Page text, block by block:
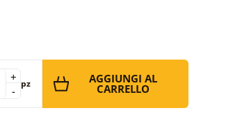
-
+ pz AGGIUNGI AL
CARRELLO